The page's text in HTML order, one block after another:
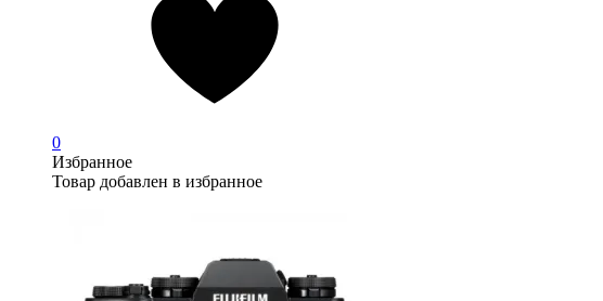
0
Избранное
Товар добавлен в избранное